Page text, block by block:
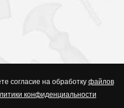
согласие на обработку файлов
конфиденциальности